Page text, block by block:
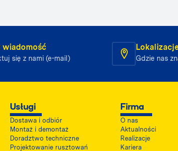
wiadomość
się z nami (e-mail) Gdzie nas
Usługi
Dostawa i odbiór
Montaż i demontaż
Doradztwo techniczne
Projektowanie rusztowań
Firma
O nas
Aktualności
Realizacje
Kariera